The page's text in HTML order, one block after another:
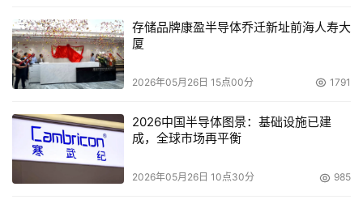
存储品牌康盈半导体乔迁新址前海人寿大
厦
2026年05月26日 15点00分 1791
2026中国半导体图景：基础设施已建
成，全球市场再平衡
2026年05月26日 10点30分 985